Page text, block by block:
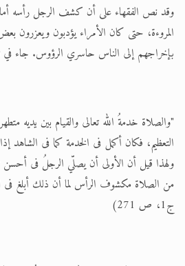
وقد نص الفقهاء على أن كشف الرجل رأسه
المروءة، حتى كان الأمراء يؤدبون ويعزرون
بإخراجهم إلى الناس حاسري الرؤوس. جاء في
"والصلاة خدمةُ الله تعالى والقيام بين يديه
التعظيم، فكان أكمل فى الخدمة كما فى الشاهد
ولهذا قيل أن الأولى أن يصلّي الرجلُ فى أحسن
من الصلاة مكشوف الرأس لما أن ذلك أبلغ فى
ج1، ص 271)